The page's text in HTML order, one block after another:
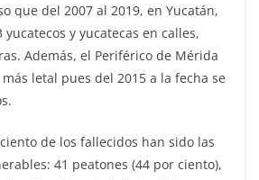
que del 2007 al 2019, en Yucatán,
y yucatecas en calles,
Además, el Periférico de Mérida
letal pues del 2015 a la fecha se
de los fallecidos han sido las
41 peatones (44 por ciento),